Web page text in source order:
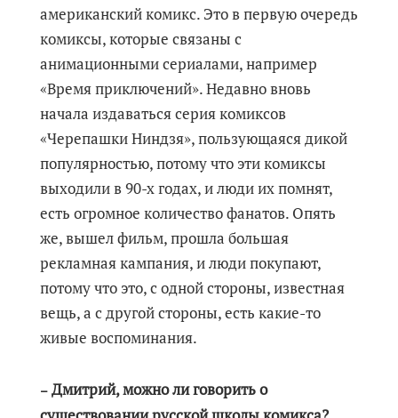
американский комикс. Это в первую очередь
комиксы, которые связаны с
анимационными сериалами, например
«Время приключений». Недавно вновь
начала издаваться серия комиксов
«Черепашки Ниндзя», пользующаяся дикой
популярностью, потому что эти комиксы
выходили в 90-х годах, и люди их помнят,
есть огромное количество фанатов. Опять
же, вышел фильм, прошла большая
рекламная кампания, и люди покупают,
потому что это, с одной стороны, известная
вещь, а с другой стороны, есть какие-то
живые воспоминания.
–Дмитрий, можно ли говорить о